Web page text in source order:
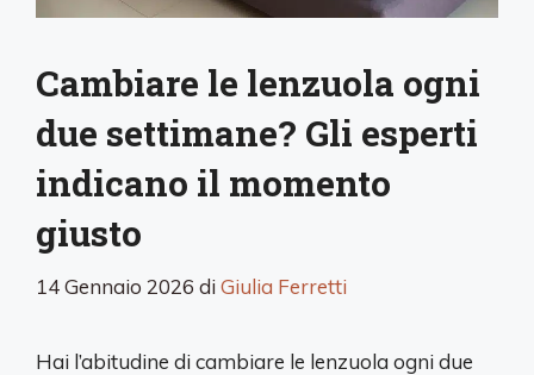
Cambiare le lenzuola ogni
due settimane? Gli esperti
indicano il momento
giusto
14 Gennaio 2026 diGiulia Ferretti
Hai l’abitudine di cambiare le lenzuola ogni due